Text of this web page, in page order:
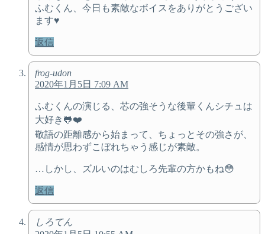
ふむくん、今日も素敵なボイスをありがとうござい
ます♥
返信
frog-udon
2020年1月5日 7:09 AM
ふむくんの演じる、芯の強そうな後輩くんシチュは
大好き🐸❤️
敬語の距離感から始まって、ちょっとその強さが、
感情が思わずこぼれちゃう感じが素敵。
…しかし、ズルいのはむしろ先輩の方かもね😳
返信
しろてん